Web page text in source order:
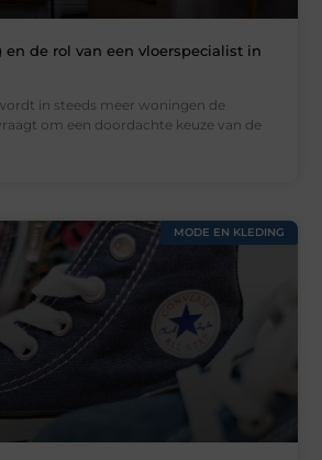
de rol van een vloerspecialist in
in steeds meer woningen de
om een doordachte keuze van de
MODE EN KLEDING